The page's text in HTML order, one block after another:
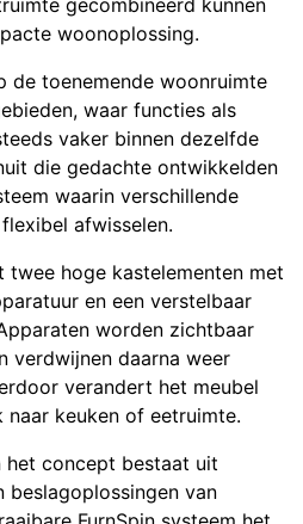
gecombineerd kunnen
woonoplossing.
de toenemende woonruimte
waar functies als
vaker binnen dezelfde
die gedachte ontwikkelden
waarin verschillende
afwisselen.
hoge kastelementen met
en een verstelbaar
worden zichtbaar
verdwijnen daarna weer
verandert het meubel
keuken of eetruimte.
het concept bestaat uit
beslagoplossingen van